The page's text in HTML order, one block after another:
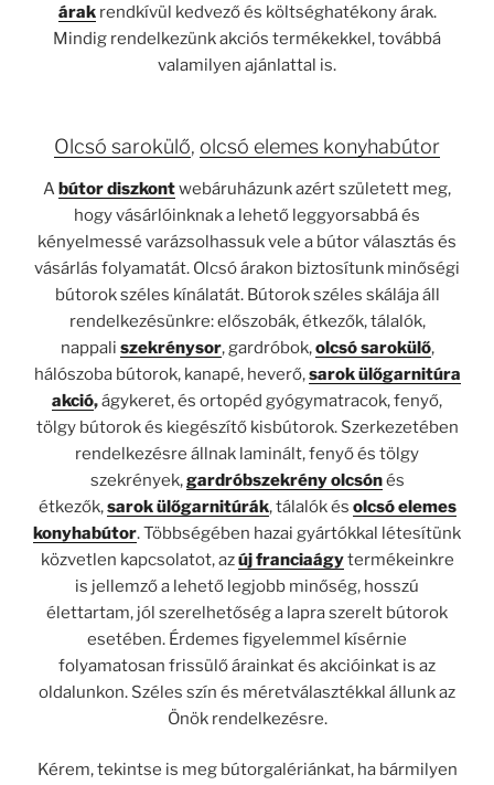
árakrendkívül kedvező és költséghatékony árak.
Mindig rendelkezünk akciós termékekkel, továbbá
valamilyen ajánlattal is.
Olcsó sarokülő, olcsó elemes konyhabútor
Abútor diszkontwebáruházunk azért született meg,
hogy vásárlóinknak a lehető leggyorsabbá és
kényelmessé varázsolhassuk vele a bútor választás és
vásárlás folyamatát. Olcsó árakon biztosítunk minőségi
bútorok széles kínálatát. Bútorok széles skálája áll
rendelkezésünkre: előszobák, étkezők, tálalók,
nappali szekrénysor, gardróbok,olcsó sarokülő,
hálószoba bútorok, kanapé, heverő,sarok ülőgarnitúra
akció,ágykeret, és ortopéd gyógymatracok, fenyő,
tölgy bútorok és kiegészítő kisbútorok. Szerkezetében
rendelkezésre állnak laminált, fenyő és tölgy
szekrények,gardróbszekrény olcsónés
étkezők,sarok ülőgarnitúrák, tálalók és olcsó elemes
konyhabútor. Többségében hazai gyártókkal létesítünk
közvetlen kapcsolatot, azúj franciaágytermékeinkre
is jellemző a lehető legjobb minőség, hosszú
élettartam, jól szerelhetőség a lapra szerelt bútorok
esetében. Érdemes figyelemmel kísérnie
folyamatosan frissülő árainkat és akcióinkat is az
oldalunkon. Széles szín és méretválasztékkal állunk az
Önök rendelkezésre.
Kérem, tekintse is meg bútorgalériánkat, ha bármilyen